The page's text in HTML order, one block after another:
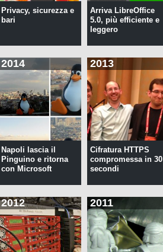
Privacy, sicurezza e
bari
Arriva LibreOffice
5.0, più efficiente e
leggero
2014
Napoli lascia il
Pinguino e ritorna
con Microsoft
2013
Cifratura HTTPS
compromessa in 30
secondi
2012 2011